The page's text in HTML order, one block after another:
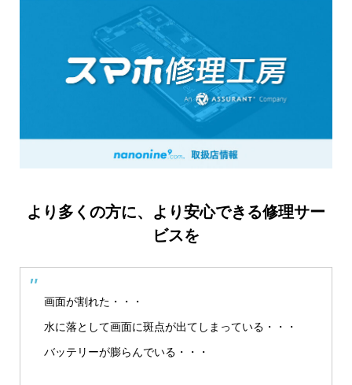
より多くの方に、より安心できる修理サー
ビスを
画面が割れた・・・
水に落として画面に斑点が出てしまっている・・・
バッテリーが膨らんでいる・・・